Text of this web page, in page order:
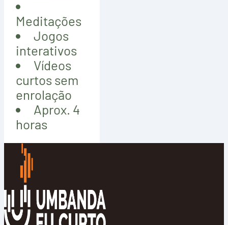
Meditações
Jogos
interativos
Vídeos
curtos sem
enrolação
Aprox. 4
horas